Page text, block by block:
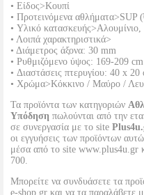
• Είδος>Κουπί
• Προτεινόμενα αθλήματα>SUP
• Υλικό
• Λοιπά χαρακτηριστικά>
• Διάμετρος άξονα: 30 mm
• Ρυθμιζόμενο ύψος: 169-209 cm
• Διαστάσεις πτερυγίου: 40 x 20
• Χρώμα>Κόκκινο / Μαύρο /
Τα προϊόντα των κατηγοριών
Υπόδηση πωλούνται από την
σε συνεργασία με το site
οι εγγυήσεις των προϊόντων
μέσα από το site www.plus4u.gr
700.
Μπορείτε να συνδυάσετε τα
e-shop.gr και να τα παραλάβετε